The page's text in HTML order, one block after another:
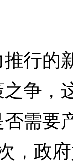
的
争，
需要
，政